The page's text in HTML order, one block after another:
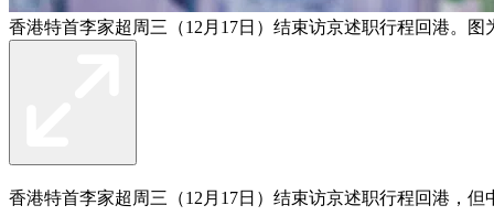
香港特首李家超周三（12月17日）结束访京述职行程回港。
香港特首李家超周三（12月17日）结束访京述职行程回港，